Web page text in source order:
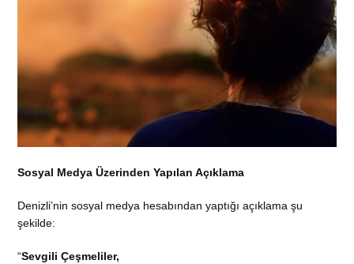
Sosyal Medya Üzerinden Yapılan Açıklama
Denizli’nin sosyal medya hesabından yaptığı açıklama şu
şekilde:
“Sevgili Çeşmeliler,